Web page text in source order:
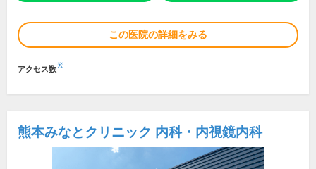
この医院の詳細をみる
アクセス数※
熊本みなとクリニック 内科・内視鏡内科